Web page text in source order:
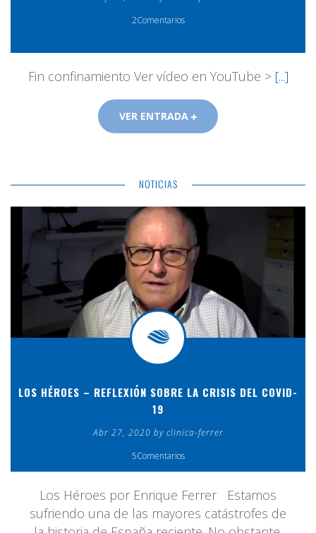
2Comentarios
Fin confinamiento Ver vídeo en YouTube > [...]
VER ENTRADA
NOTICIAS
LOS HÉROES – REFLEXIÓN SOBRE LA CRISIS DEL COVID-
19
Abr 27, 2020 by clinica-ferrer
5Comentarios
Los Héroes por Enrique Ferrer Estamos
sufriendo una de las mayores catástrofes de